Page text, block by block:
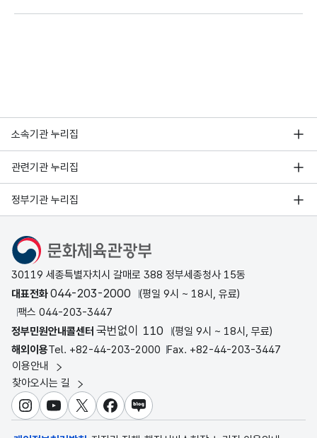
소속기관 누리집
관련기관 누리집
정부기관 누리집
문화체육관광부
30119 세종특별자치시 갈매로 388 정부세종청사 15동
대표전화044-203-2000
(평일 9시 ~ 18시, 유료)
팩스 044-203-3447
정부민원안내콜센터 국번없이 110
(평일 9시 ~ 18시, 무료)
해외이용Tel. +82-44-203-2000 Fax. +82-44-203-3447
이용안내
찾아오시는 길
인스타그램
유튜브X 페이스북
블로그